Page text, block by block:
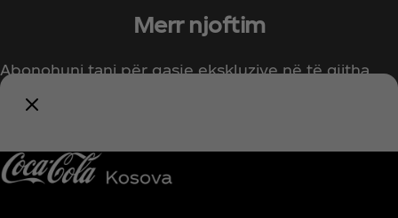
Merr njoftim
Abonohuni tani për qasje ekskluzive në të gjitha
gjërat Coca‑Cola!